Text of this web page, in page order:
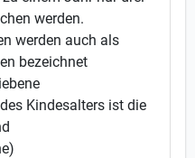
werden.
werden auch als
bezeichnet
Kindesalters ist die